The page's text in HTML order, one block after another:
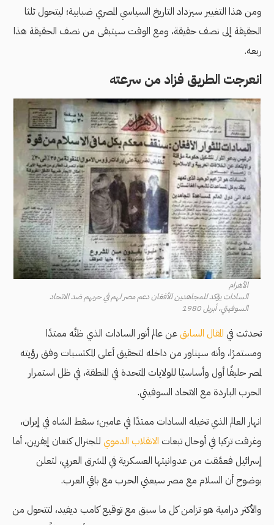
ومن هذا التغيير سيزداد التاريخ السياسي المصري ضبابية؛ ليتحول ثلثا
الحقيقة إلى نصف حقيقة، ومع الوقت سيتبقى من نصف الحقيقة هذا
ربعه.
انعرجت الطريق فزاد من سرعته
الأهرام
السادات يؤكد للمجاهدين الأفغان دعم مصر لهم في حربهم ضد الاتحاد
السوفيتي، أبريل 1980
تحدثت في المقال السابقعن عالم أنور السادات الذي ظنَّه ممتدًا
ومستمرًا، وأنه سيناور من داخله لتحقيق أعلى المكتسبات وفق رؤيته
لمصر حليفًا أول وأساسيًا للولايات المتحدة في المنطقة، في ظل استمرار
الحرب الباردة مع الاتحاد السوفيتي.
انهار العالم الذي تخيله السادات ممتدًا في عامين؛ سقط الشاه في إيران،
وغرقت تركيا في أوحال تبعات الانقلاب الدموي للجنرال كنعان إيفرين، أما
إسرائيل فعمَّقت من عدوانيتها العسكرية في المشرق العربي، لتعلن
بوضوح أن السلام مع مصر سيعني الحرب مع باقي العرب.
والأكثر درامية هو تزامن كل ما سبق مع توقيع كامب ديفيد، لتتحول من